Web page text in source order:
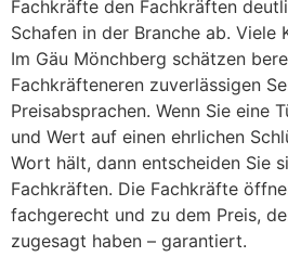
Fachkräfte den Fachkräften
Schafen in der Branche ab. Viele
Im Gäu Mönchberg schätzen
Fachkräfteneren zuverlässigen
Preisabsprachen. Wenn Sie eine
und Wert auf einen ehrlichen
Wort hält, dann entscheiden Sie
Fachkräften. Die Fachkräfte
fachgerecht und zu dem Preis,
zugesagt haben – garantiert.